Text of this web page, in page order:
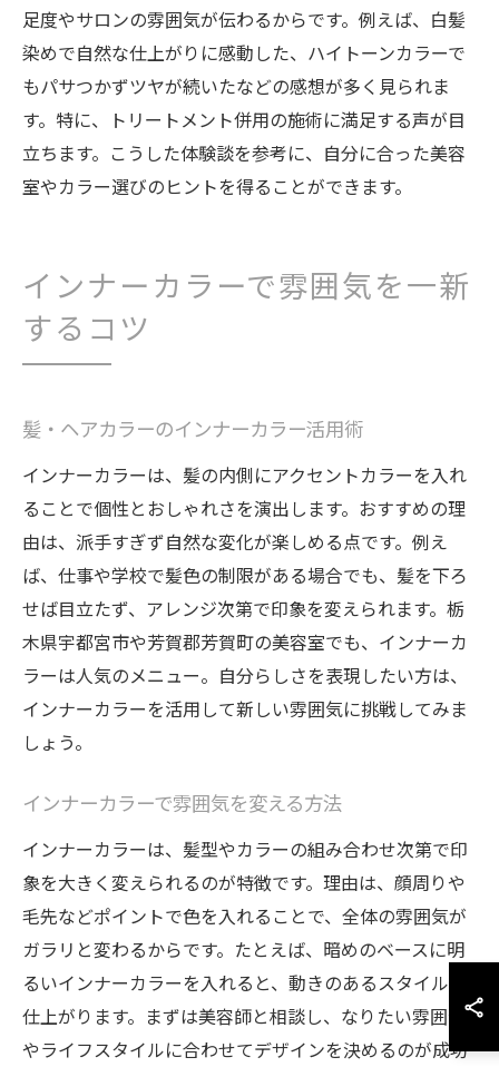
足度やサロンの雰囲気が伝わるからです。例えば、白髪
染めで自然な仕上がりに感動した、ハイトーンカラーで
もパサつかずツヤが続いたなどの感想が多く見られま
す。特に、トリートメント併用の施術に満足する声が目
立ちます。こうした体験談を参考に、自分に合った美容
室やカラー選びのヒントを得ることができます。
インナーカラーで雰囲気を一新
するコツ
髪・ヘアカラーのインナーカラー活用術
インナーカラーは、髪の内側にアクセントカラーを入れ
ることで個性とおしゃれさを演出します。おすすめの理
由は、派手すぎず自然な変化が楽しめる点です。例え
ば、仕事や学校で髪色の制限がある場合でも、髪を下ろ
せば目立たず、アレンジ次第で印象を変えられます。栃
木県宇都宮市や芳賀郡芳賀町の美容室でも、インナーカ
ラーは人気のメニュー。自分らしさを表現したい方は、
インナーカラーを活用して新しい雰囲気に挑戦してみま
しょう。
インナーカラーで雰囲気を変える方法
インナーカラーは、髪型やカラーの組み合わせ次第で印
象を大きく変えられるのが特徴です。理由は、顔周りや
毛先などポイントで色を入れることで、全体の雰囲気が
ガラリと変わるからです。たとえば、暗めのベースに明
るいインナーカラーを入れると、動きのあるスタイルに
仕上がります。まずは美容師と相談し、なりたい雰囲気
やライフスタイルに合わせてデザインを決めるのが成功